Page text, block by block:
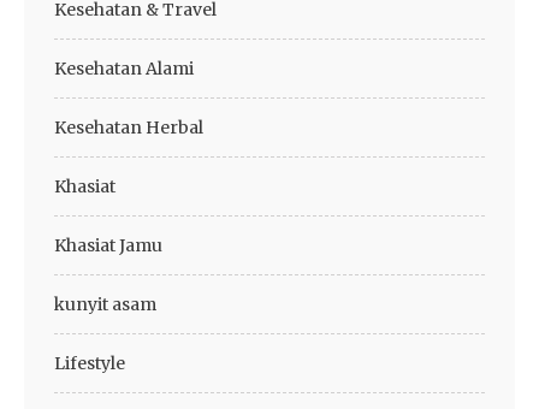
Kesehatan & Travel
Kesehatan Alami
Kesehatan Herbal
Khasiat
Khasiat Jamu
kunyit asam
Lifestyle